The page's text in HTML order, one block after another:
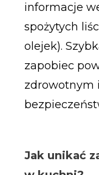
informacje
spożytych
olejek).
zapobiec
zdrowotnym
Jak unikać